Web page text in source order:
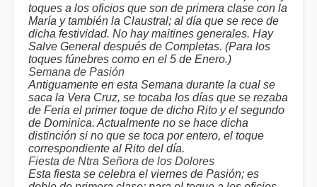
toques a los oficios que son de primera clase con la
María y también la Claustral; al día que se rece de
dicha festividad. No hay maitines generales. Hay
Salve General después de Completas. (Para los
toques fúnebres como en el 5 de Enero.)
Semana de Pasión
Antiguamente en esta Semana durante la cual se
saca la Vera Cruz, se tocaba los días que se rezaba
de Feria el primer toque de dicho Rito y el segundo
de Dominica. Actualmente no se hace dicha
distinción si no que se toca por entero, el toque
correspondiente al Rito del día.
Fiesta de Ntra Señora de los Dolores
Esta fiesta se celebra el viernes de Pasión; es